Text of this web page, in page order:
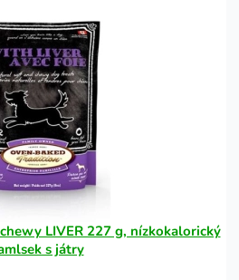
LIVER 227 g, nízkokalorický
s játry